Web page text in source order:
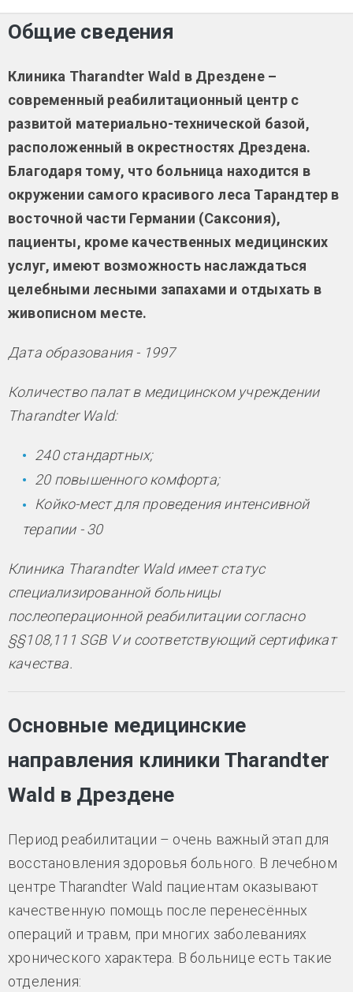
Общие сведения
Клиника Tharandter Wald в Дрездене –
современный реабилитационный центр с
развитой материально-технической базой,
расположенный в окрестностях Дрездена.
Благодаря тому, что больница находится в
окружении самого красивого леса Тарандтер в
восточной части Германии (Саксония),
пациенты, кроме качественных медицинских
услуг, имеют возможность наслаждаться
целебными лесными запахами и отдыхать в
живописном месте.
Дата образования - 1997
Количество палат в медицинском учреждении
Tharandter Wald:
240 стандартных;
20 повышенного комфорта;
Койко-мест для проведения интенсивной
терапии - 30
Клиника Tharandter Wald имеет статус
специализированной больницы
послеоперационной реабилитации согласно
§§108,111 SGB V и соответствующий сертификат
качества.
Основные медицинские
направления клиники Tharandter
Wald в Дрездене
Период реабилитации – очень важный этап для
восстановления здоровья больного. В лечебном
центре Tharandter Wald пациентам оказывают
качественную помощь после перенесённых
операций и травм, при многих заболеваниях
хронического характера. В больнице есть такие
отделения: